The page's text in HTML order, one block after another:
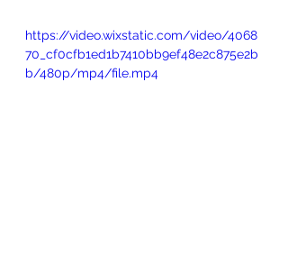
https://video.wixstatic.com/video/4068
70_cf0cfb1ed1b7410bb9ef48e2c875e2b
b/480p/mp4/file.mp4